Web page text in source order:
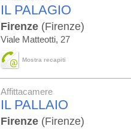
IL PALAGIO
Firenze (Firenze)
Viale Matteotti, 27
Mostra recapiti
Affittacamere
IL PALLAIO
Firenze (Firenze)